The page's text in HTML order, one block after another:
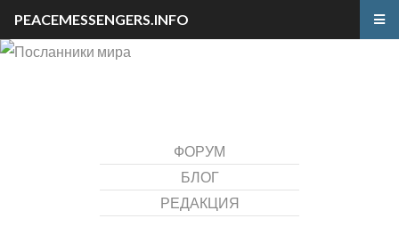
ФОРУМ
БЛОГ
РЕДАКЦИЯ
PEACEMESSENGERS.INFO